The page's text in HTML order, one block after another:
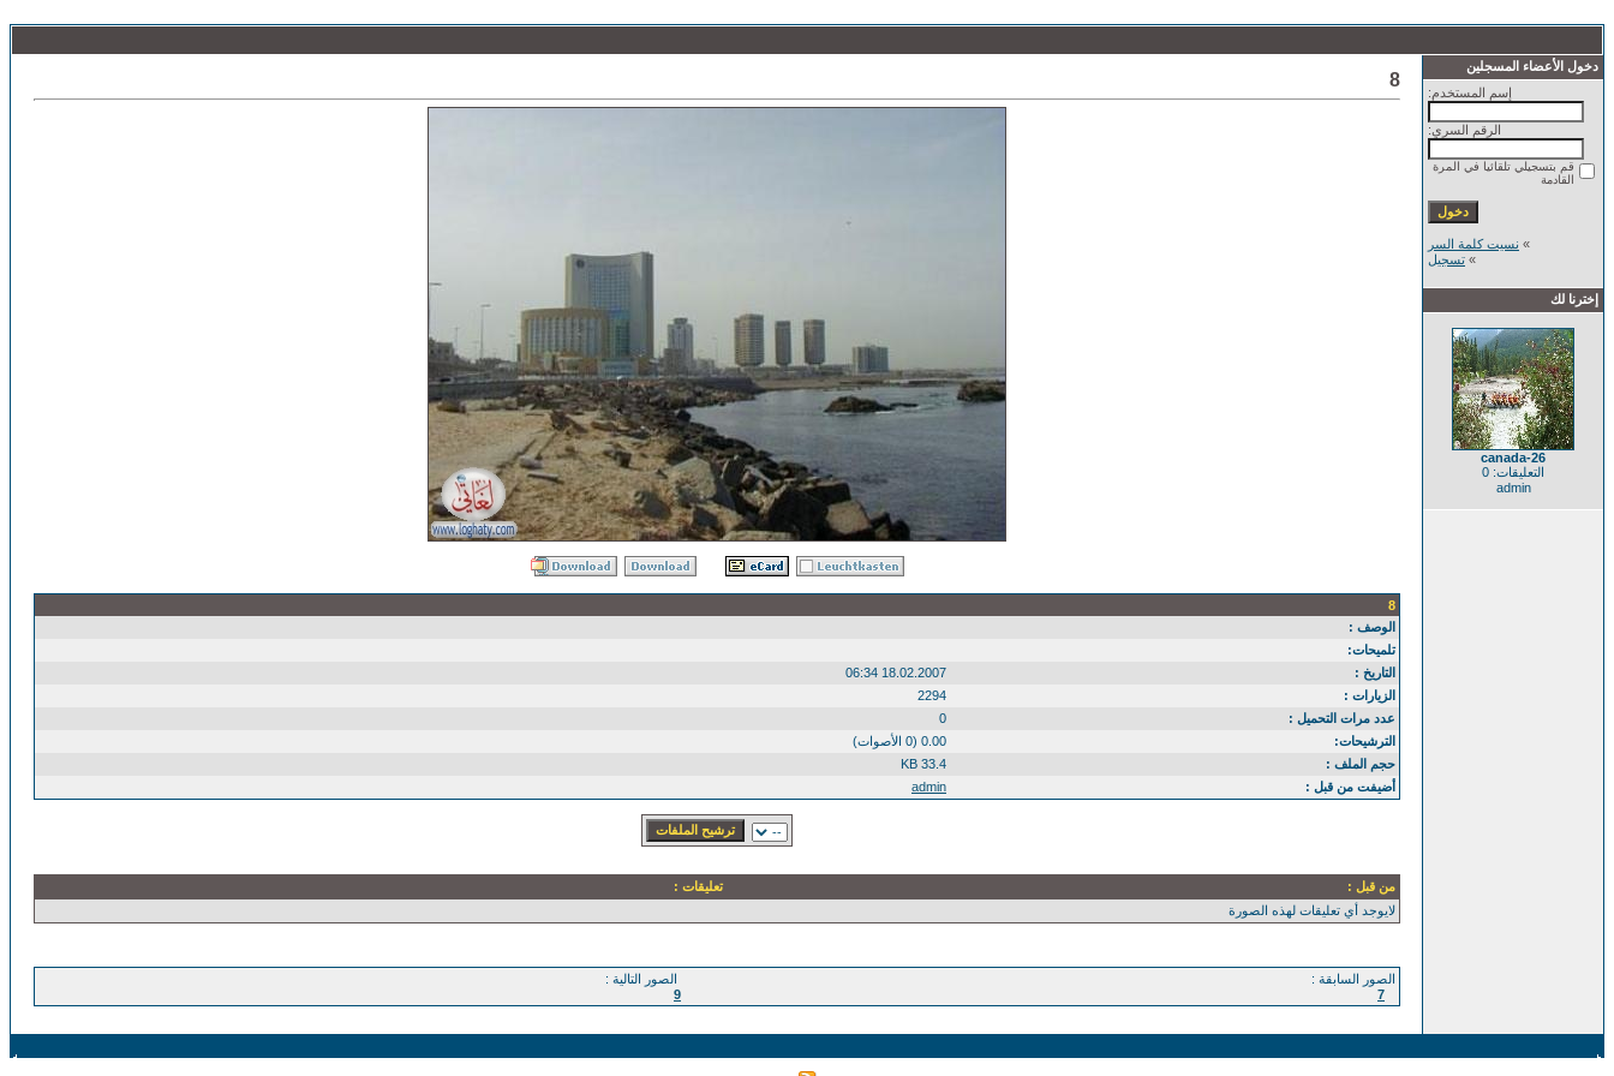
دخول الأعضاء المسجلين
إسم المستخدم:
الرقم السري:
قم بتسجيلي تلقائيا في المرة
القادمة
» نسيت كلمة السر
» تسجيل
إخترنا لك
canada-26
التعليقات: 0
admin
8
8
الوصف :
تلميحات:
التاريخ :
18.02.2007 06:34
الزيارات :
2294
عدد مرات التحميل :
0
الترشيحات:
0.00 (0 الأصوات)
حجم الملف :
33.4 KB
أضيفت من قبل :
admin
من قبل :
تعليقات :
لايوجد أي تعليقات لهذه الصورة
الصور السابقة :
7
الصور التالية :
9